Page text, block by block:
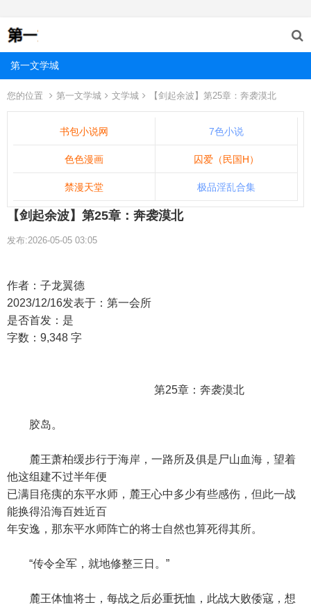
第一文学城
您的位置 第一文学城 文学城 【剑起余波】第25章：奔袭漠北
书包小说网 7色小说
色色漫画 囚爱（民国H）
禁漫天堂 极品淫乱合集
【剑起余波】第25章：奔袭漠北
发布:2026-05-05 03:05
作者：子龙翼德
2023/12/16发表于：第一会所
是否首发：是
字数：9,348 字
第25章：奔袭漠北
胶岛。
麓王萧柏缓步行于海岸，一路所及俱是尸山血海，望着
他这组建不过半年便
已满目疮痍的东平水师，麓王心中多少有些感伤，但此一战
能换得沿海百姓近百
年安逸，那东平水师阵亡的将士自然也算死得其所。
“传令全军，就地修整三日。”
麓王体恤将士，每战之后必重抚恤，此战大败倭寇，想